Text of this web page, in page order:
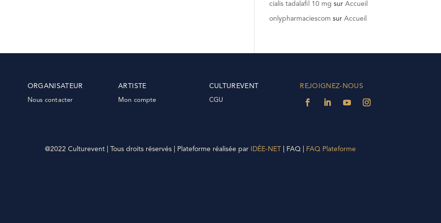
cialis tadalafil 10 mg sur Accueil
onlypharmaciescom sur Accueil
ORGANISATEUR
Nous contacter
ARTISTE
Mon compte
CULTUREVENT
CGU
REJOIGNEZ-NOUS
@2022 Culturevent | Tous droits réservés | Plateforme réalisée par IDÉE-NET FAQ | FAQ Plateforme